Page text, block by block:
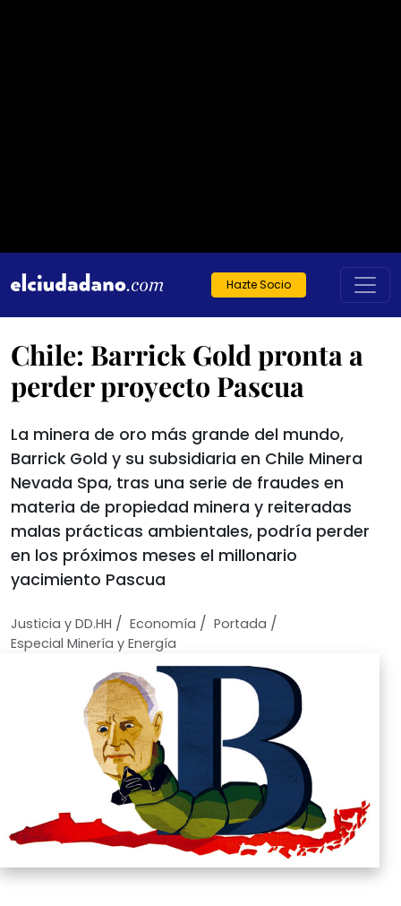
Hazte Socio
Chile: Barrick Gold pronta a
perder proyecto Pascua
La minera de oro más grande del mundo,
Barrick Gold y su subsidiaria en Chile Minera
Nevada Spa, tras una serie de fraudes en
materia de propiedad minera y reiteradas
malas prácticas ambientales, podría perder
en los próximos meses el millonario
yacimiento Pascua
Justicia y DD.HH / Economí­a / Portada /
Especial Minería y Energía